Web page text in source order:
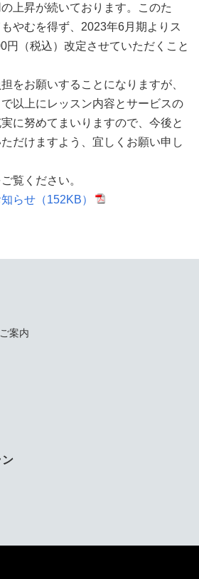
上昇が続いております。このた
やむを得ず、2023年6月期よりス
円（税込）改定させていただくこと
をお願いすることになりますが、
以上にレッスン内容とサービスの
に努めてまいりますので、今後と
だけますよう、宜しくお願い申し
覧ください。
らせ（152KB）
案内
ン